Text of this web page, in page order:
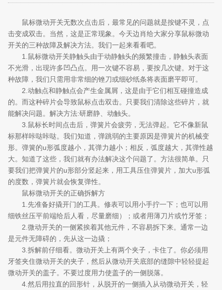
鼠标微动开关无数次点击后，最常见的问题就是按键不灵，点
击变成双击。当然，这是正常现象。今天边肖给大家分享鼠标微动
开关的三种故障及解决方法。我们一起来看看吧。
1.鼠标微动开关静触头由于动静触头的频繁撞击，静触头表面
不光滑，出现许多凹凸点。用一次键不容易，要按几次键。对于这
种故障，我们只需用非常细的锉刀或细砂纸条将表面磨平即可。
2.动触点和静触点会产生金属屑，这是由于它们相互碰撞造成
的。而这种碎片会导致鼠标点击双击。只要我们清除这些碎片，就
能解决问题。解决方法:研磨静、动触头。
3.鼠标长时间点击后，弹簧片会疲劳，无法弹起。它不像新鼠
标那样咔哒咔哒。我们知道，弹跳弱的主要原因是弹簧片的机械变
形。弹簧的u形弧度越小，其弹力越小；相反，弧度越大，其弹性越
大。知道了这些，我们就有办法解决这个问题了。方法很简单。只
要我们把弹簧片的u形部分竖起来，用工具压住弹簧片，加大u形弧
的度数，弹簧片就会恢复弹性。
鼠标微动开关的正确拆解方
1.先准备好撬开门的工具。修表可以用小手拧一下；也可以用
细铁丝压平前端给后人看，尽量磨细）；或者用薄刀片或竹牙签；
2.微动开关的一侧紧挨着其他元件，不容易拆下来。通常一边
是元件无障碍的，先从这一边撬；
3.拆解前仔细看。微动开关上有两个夹子，卡住了。你必须用
牙签夹住微动开关的夹子，然后从微动开关底部的缝隙中轻轻提起
微动开关的盖子。不要过度用力使盖子的一侧脱落。
4.然后用拉直的回形针，从脱开的一侧插入从动微动开关，轻